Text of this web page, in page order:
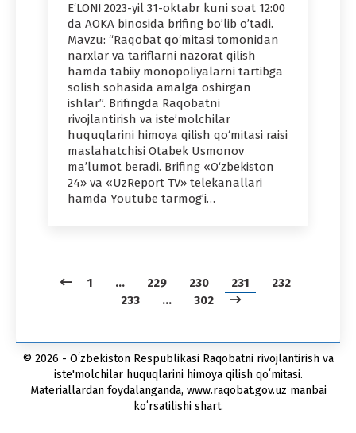
E‘LON! 2023-yil 31-oktabr kuni soat 12:00
da АOKА binosida brifing boʼlib oʼtadi.
Mavzu: “Raqobat qo‘mitasi tomonidan
narxlar va tariflarni nazorat qilish
hamda tabiiy monopoliyalarni tartibga
solish sohasida amalga oshirgan
ishlar”. Brifingda Raqobatni
rivojlantirish va iste’molchilar
huquqlarini himoya qilish qo‘mitasi raisi
maslahatchisi Otabek Usmonov
ma’lumot beradi. Brifing «O‘zbekiston
24» va «UzReport TV» telekanallari
hamda Youtube tarmogʼi…
1 … 229 230 231
232
233
… 302
© 2026 - Oʻzbekiston Respublikasi Raqobatni rivojlantirish va
iste'molchilar huquqlarini himoya qilish qoʻmitasi.
Materiallardan foydalanganda, www.raqobat.gov.uz manbai
koʻrsatilishi shart.